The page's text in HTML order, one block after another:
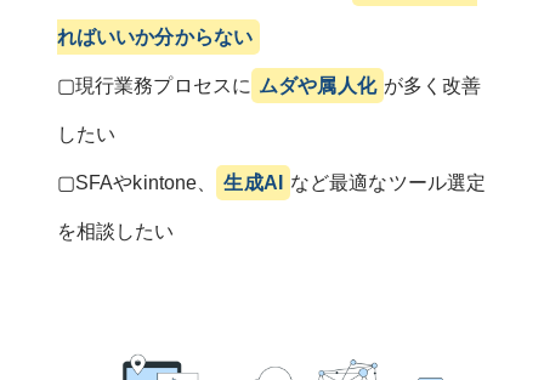
ればいいか分からない
▢現行業務プロセスに ムダや属人化 が多く改善
したい
▢SFAやkintone、 生成AI など最適なツール選定
を相談したい